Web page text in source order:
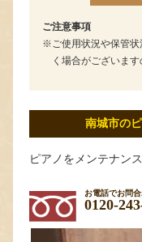
ご注意事項
ご使用状況や保管
く場合がございま
南城市の
ピアノをメンテナン
お電話でお問
0120-